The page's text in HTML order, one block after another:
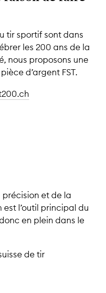
tir sportif sont dans
les 200 ans de la
nous proposons une
d’argent FST.
et de la
l’outil principal du
en plein dans le
de tir